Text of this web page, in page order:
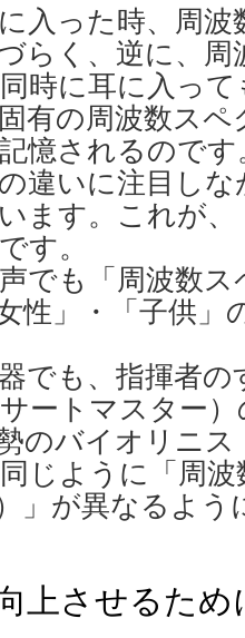
入った時、周
らく、逆に、
時に耳に入っ
有の周波数ス
憶されるので
違いに注目し
ます。これが
す。
でも「周波数
性」・「子供」
でも、指揮者
ートマスター
のバイオリニ
じように「周
」が異なるよ
上させるため